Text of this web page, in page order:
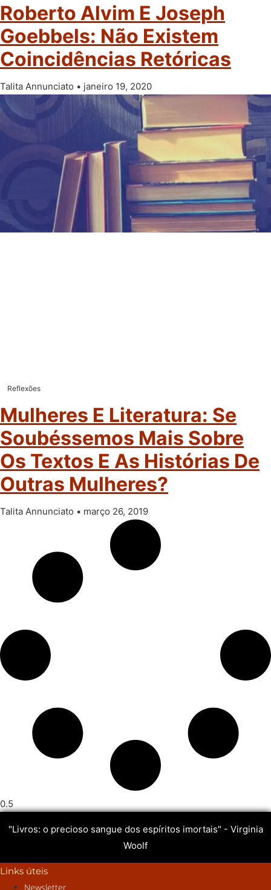
Roberto Alvim E Joseph
Goebbels: Não Existem
Coincidências Retóricas
Talita Annunciato janeiro 19, 2020
Reflexões
Mulheres E Literatura: Se
Soubéssemos Mais Sobre
Os Textos E As Histórias De
Outras Mulheres?
Talita Annunciato março 26, 2019
"Livros: o precioso sangue dos espíritos imortais" - Virginia
Woolf
Links úteis
Newsletter